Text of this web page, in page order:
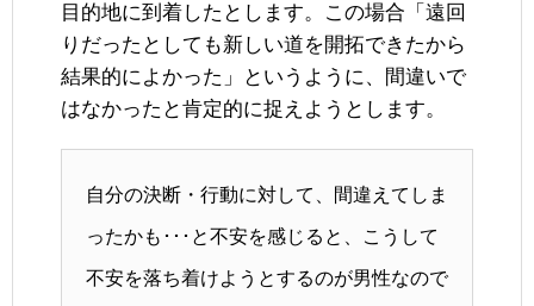
目的地に到着したとします。この場合「遠回
りだったとしても新しい道を開拓できたから
結果的によかった」というように、間違いで
はなかったと肯定的に捉えようとします。
自分の決断・行動に対して、間違えてしま
ったかも･･･と不安を感じると、こうして
不安を落ち着けようとするのが男性なので